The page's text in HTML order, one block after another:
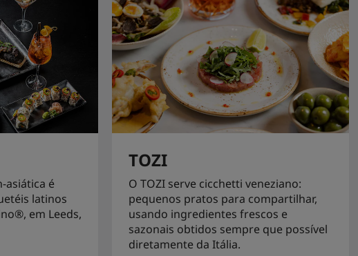
asiática é
latinos
em Leeds,
TOZI
O TOZI serve cicchetti veneziano:
pequenos pratos para compartilhar,
usando ingredientes frescos e
sazonais obtidos sempre que possível
diretamente da Itália.